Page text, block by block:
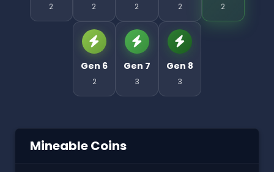
2 2 2 2 2
Gen 6
2
Gen 7
3
Gen 8
3
Mineable Coins